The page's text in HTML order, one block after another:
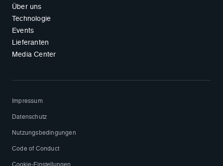
Über uns
Technologie
Events
Lieferanten
Media Center
Impressum
Datenschutz
Nutzungsbedingungen
Code of Conduct